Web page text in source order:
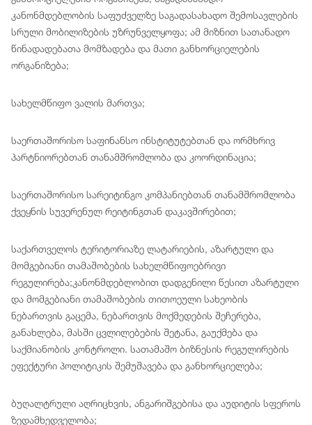
კანონმდებლობის საფუძველზე საგადასახადო შემოსავლების
სრული მობილიზების უზრუნველყოფა; ამ მიზნით სათანადო
წინადადებათა მომზადება და მათი განხორციელების
ორგანიზება;
სახელმწიფო ვალის მართვა;
საერთაშორისო საფინანსო ინსტიტუტებთან და ორმხრივ
პარტნიორებთან თანამშრომლობა და კოორდინაცია;
საერთაშორისო სარეიტინგო კომპანიებთან თანამშრომლობა
ქვეყნის სუვერენულ რეიტინგთან დაკავშირებით;
საქართველოს ტერიტორიაზე ლატარიების, აზარტული და
მომგებიანი თამაშობების სახელმწიფოებრივი
რეგულირება;კანონმდებლობით დადგენილი წესით აზარტული
და მომგებიანი თამაშობების თითოეული სახეობის
ნებართვის გაცემა, ნებართვის მოქმედების შეჩერება,
განახლება, მასში ცვლილებების შეტანა, გაუქმება და
საქმიანობის კონტროლი. სათამაშო ბიზნესის რეგულირების
ეფექტური პოლიტიკის შემუშავება და განხორციელება;
ბუღალტრული აღრიცხვის, ანგარიშგებისა და აუდიტის სფეროს
ზედამხედველობა;